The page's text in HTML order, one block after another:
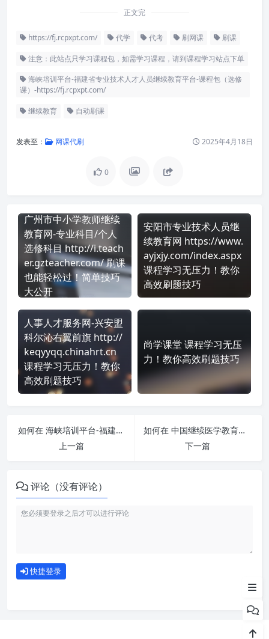
正文完
https://fj.rcpxpt.com/ 代学 代考 刷网课 刷课
注意：此站点只学习课程包，如需学习课程，请到课程学习站点下单
海峡培训平台-福建省专业技术人才人员继续教育平台-课程包（选修
课）-https://fj.rcpxpt.com/
继续教育 自动刷课
发表至： 网课代刷 2025年4月18日
0
广州市中小学教师继续
教育网-专业科目/个人
选修科目 http://i.teach
er.gzteacher.com/ 刷课
也能轻松过！简单技巧
大公开
安阳市专业技术人员继
续教育网 https://www.
ayjxjy.com/index.aspx
课程学习无压力！教你
高效刷题技巧
人事人才服务网-兴安盟
科尔沁右翼前旗 http://
keqyyqq.chinahrt.cn
课程学习无压力！教你
高效刷题技巧
尚学课堂 课程学习无压
力！教你高效刷题技巧
如何在 海峡培训平台-福建省专业技术人才人员继续教育平台-课程-https://fj.rcpxpt.com/ 平台快速完成学习任务？
上一篇
如何在 中国继续医学教育网-https://www.ncme.org.cn 平台快速完成学习任务？
下一篇
评论（没有评论）
快捷登录